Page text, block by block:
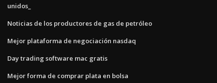
unidos_
Noticias de los productores de gas de petróleo
Mejor plataforma de negociación nasdaq
Day trading software mac gratis
Mejor forma de comprar plata en bolsa